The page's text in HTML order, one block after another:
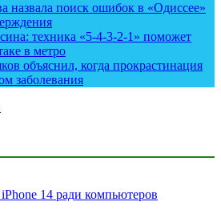
назвала поиск ошибок в «Одиссее»
техника «5-4-3-2-1» поможет
в метро
объяснил, когда прокрастинация
заболевания
14 ради компьютеров